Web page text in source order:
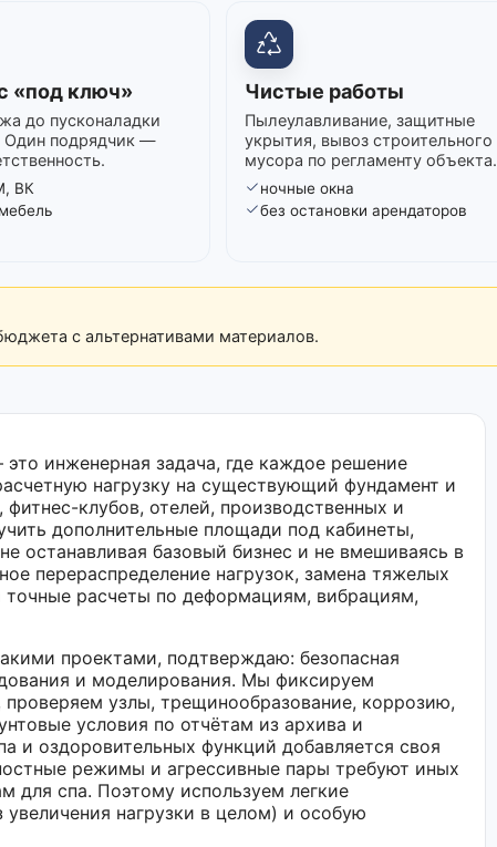
«под ключ»
до пусконаладки
Один подрядчик —
ВК
Чистые работы
Пылеулавливание, защитные
укрытия, вывоз строительного
мусора по регламенту объекта.
ночные окна
без остановки арендаторов
с альтернативами материалов.
инженерная задача, где каждое решение
нагрузку на существующий фундамент и
клубов, отелей, производственных и
дополнительные площади под кабинеты,
останавливая базовый бизнес и не вмешиваясь в
перераспределение нагрузок, замена тяжелых
расчеты по деформациям, вибрациям,
проектами, подтверждаю: безопасная
и моделирования. Мы фиксируем
узлы, трещинообразование, коррозию,
условия по отчётам из архива и
и оздоровительных функций добавляется своя
режимы и агрессивные пары требуют иных
спа. Поэтому используем легкие
нагрузки в целом) и особую